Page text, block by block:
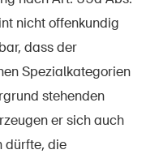
nicht offenkundig
dass der
Spezialkategorien
stehenden
er sich auch
dürfte, die